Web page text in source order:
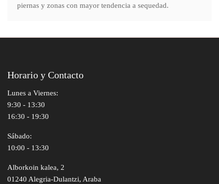
piernas y zonas con mayor tendencia a sequedad.
Horario y Contacto
Lunes a Viernes:
9:30 - 13:30
16:30 - 19:30
Sábado:
10:00 - 13:30
Alborkoin kalea, 2
01240 Alegria-Dulantzi, Araba